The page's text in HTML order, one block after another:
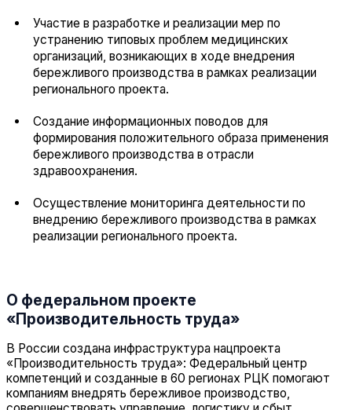
Участие в разработке и реализации мер по
устранению типовых проблем медицинских
организаций, возникающих в ходе внедрения
бережливого производства в рамках реализации
регионального проекта.
Создание информационных поводов для
формирования положительного образа применения
бережливого производства в отрасли
здравоохранения.
Осуществление мониторинга деятельности по
внедрению бережливого производства в рамках
реализации регионального проекта.
О федеральном проекте
«Производительность труда»
В России создана инфраструктура нацпроекта
«Производительность труда»: Федеральный центр
компетенций и созданные в 60 регионах РЦК помогают
компаниям внедрять бережливое производство,